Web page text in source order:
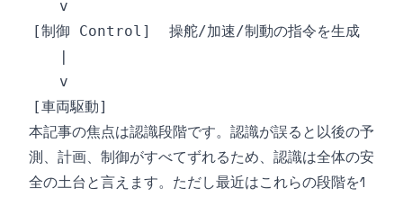
本記事の焦点は認識段階です。認識が誤ると以後の予
測、計画、制御がすべてずれるため、認識は全体の安
全の土台と言えます。ただし最近はこれらの段階を1